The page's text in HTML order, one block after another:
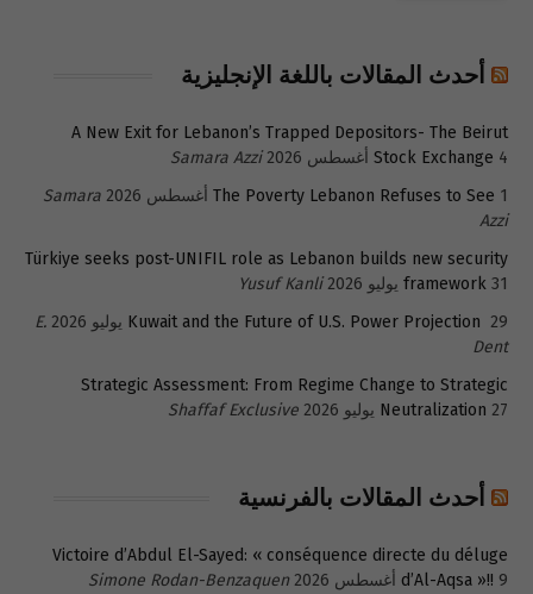
أحدث المقالات باللغة الإنجليزية
A New Exit for Lebanon’s Trapped Depositors- The Beirut
Stock Exchange 4 أغسطس 2026
Samara Azzi
The Poverty Lebanon Refuses to See 1 أغسطس 2026
Samara
Azzi
Türkiye seeks post-UNIFIL role as Lebanon builds new security
framework 31 يوليو 2026
Yusuf Kanli
Kuwait and the Future of U.S. Power Projection 29 يوليو 2026
E.
Dent
Strategic Assessment: From Regime Change to Strategic
Neutralization 27 يوليو 2026 Shaffaf Exclusive
أحدث المقالات بالفرنسية
Victoire d’Abdul El-Sayed: « conséquence directe du déluge
d’Al-Aqsa »!! 9 أغسطس 2026
Simone Rodan-Benzaquen